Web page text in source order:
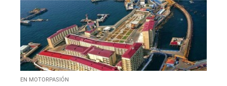
EN MOTORPASIÓN